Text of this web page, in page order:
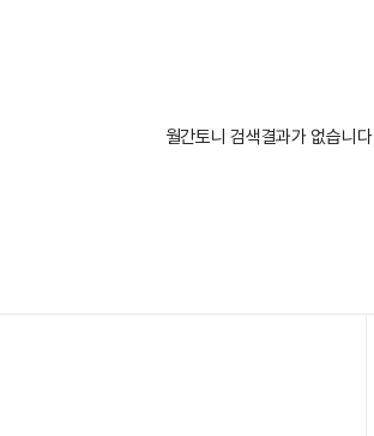
월간토니 검색결과가 없습니다